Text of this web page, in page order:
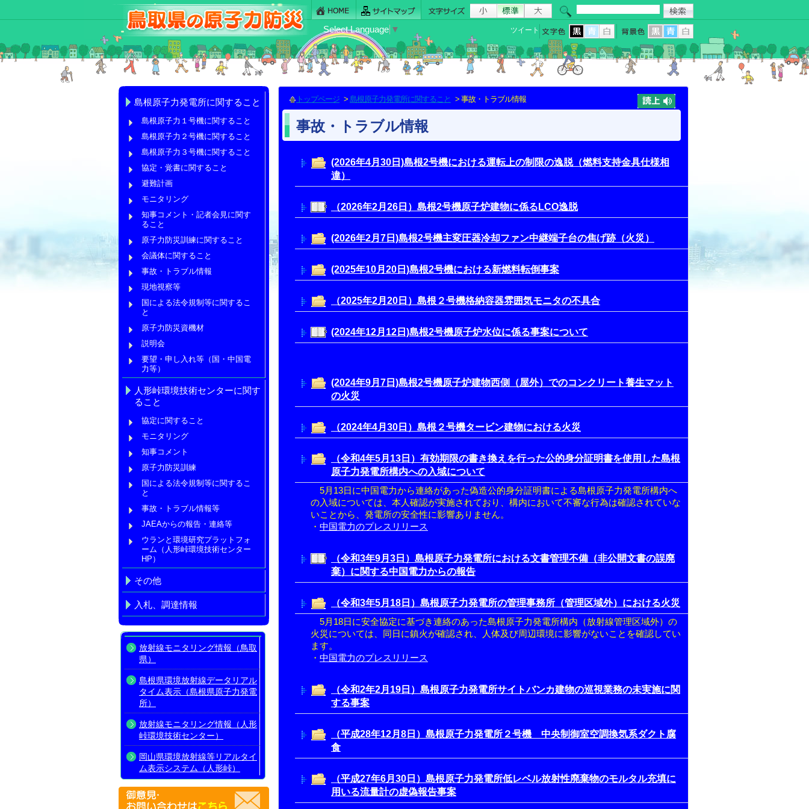
ツイート
Select Language ▼
島根原子力発電所に関すること
島根原子力１号機に関すること
島根原子力２号機に関すること
島根原子力３号機に関すること
協定・覚書に関すること
避難計画
モニタリング
知事コメント・記者会見に関す
ること
原子力防災訓練に関すること
会議体に関すること
事故・トラブル情報
現地視察等
国による法令規制等に関するこ
と
原子力防災資機材
説明会
要望・申し入れ等（国・中国電
力等）
人形峠環境技術センターに関す
ること
協定に関すること
モニタリング
知事コメント
原子力防災訓練
国による法令規制等に関するこ
と
事故・トラブル情報等
JAEAからの報告・連絡等
ウランと環境研究プラットフォ
ーム（人形峠環境技術センター
HP）
その他
入札、調達情報
放射線モニタリング情報（鳥取
県）
島根県環境放射線データリアル
タイム表示（島根県原子力発電
所）
放射線モニタリング情報（人形
峠環境技術センター）
岡山県環境放射線等リアルタイ
ム表示システム（人形峠）
放射線モニタリング情報共有・
公表システム（原子力規制委員
トップページ > 島根原子力発電所に関すること > 事故・トラブル情報
事故・トラブル情報
(2026年4月30日)島根2号機における運転上の制限の逸脱（燃料支持金具仕様相
違）
（2026年2月26日）島根2号機原子炉建物に係るLCO逸脱
(2026年2月7日)島根2号機主変圧器冷却ファン中継端子台の焦げ跡（火災）
(2025年10月20日)島根2号機における新燃料転倒事案
（2025年2月20日）島根２号機格納容器雰囲気モニタの不具合
(2024年12月12日)島根2号機原子炉水位に係る事案について
(2024年9月7日)島根2号機原子炉建物西側（屋外）でのコンクリート養生マット
の火災
（2024年4月30日）島根２号機タービン建物における火災
（令和4年5月13日）有効期限の書き換えを行った公的身分証明書を使用した島根
原子力発電所構内への入域について
5月13日に中国電力から連絡があった偽造公的身分証明書による島根原子力発電所構内へ
の入域については、本人確認が実施されており、構内において不審な行為は確認されていな
いことから、発電所の安全性に影響ありません。
・ 中国電力のプレスリリース
（令和3年9月3日）島根原子力発電所における文書管理不備（非公開文書の誤廃
棄）に関する中国電力からの報告
（令和3年5月18日）島根原子力発電所の管理事務所（管理区域外）における火災
5月18日に安全協定に基づき連絡のあった島根原子力発電所構内（放射線管理区域外）の
火災については、同日に鎮火が確認され、人体及び周辺環境に影響がないことを確認してい
ます。
・ 中国電力のプレスリリース
（令和2年2月19日）島根原子力発電所サイトバンカ建物の巡視業務の未実施に関
する事案
（平成28年12月8日）島根原子力発電所２号機 中央制御室空調換気系ダクト腐
食
（平成27年6月30日）島根原子力発電所低レベル放射性廃棄物のモルタル充填に
用いる流量計の虚偽報告事案